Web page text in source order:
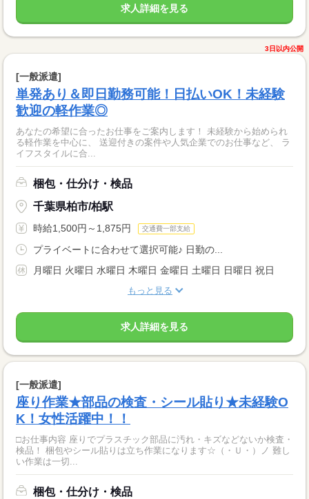
求人詳細を見る
3日以内公開
[一般派遣]
単発あり＆即日勤務可能！日払いOK！未経験
歓迎の軽作業◎
あなたの希望に合ったお仕事をご案内します！ 未経験から始められ
る軽作業を中心に、 送迎付きの案件や人気企業でのお仕事など、 ラ
イフスタイルに合...
梱包・仕分け・検品
千葉県柏市/柏駅
時給1,500円～1,875円 交通費一部支給
プライベートに合わせて選択可能♪ 日勤の...
月曜日 火曜日 水曜日 木曜日 金曜日 土曜日 日曜日 祝日
もっと見る
求人詳細を見る
[一般派遣]
座り作業★部品の検査・シール貼り★未経験O
K！女性活躍中！！
□お仕事内容 座りでプラスチック部品に汚れ・キズなどないか検査・
検品！ 梱包やシール貼りは立ち作業になります☆（・Ｕ・）ノ 難し
い作業は一切...
梱包・仕分け・検品